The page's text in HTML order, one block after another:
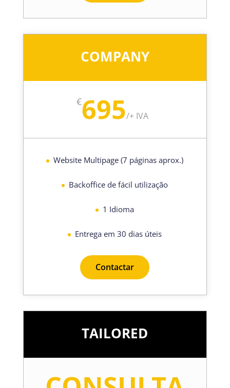
COMPANY
€695/+ IVA
Website Multipage (7 páginas aprox.)
Backoffice de fácil utilização
1 Idioma
Entrega em 30 dias úteis
Contactar
TAILORED